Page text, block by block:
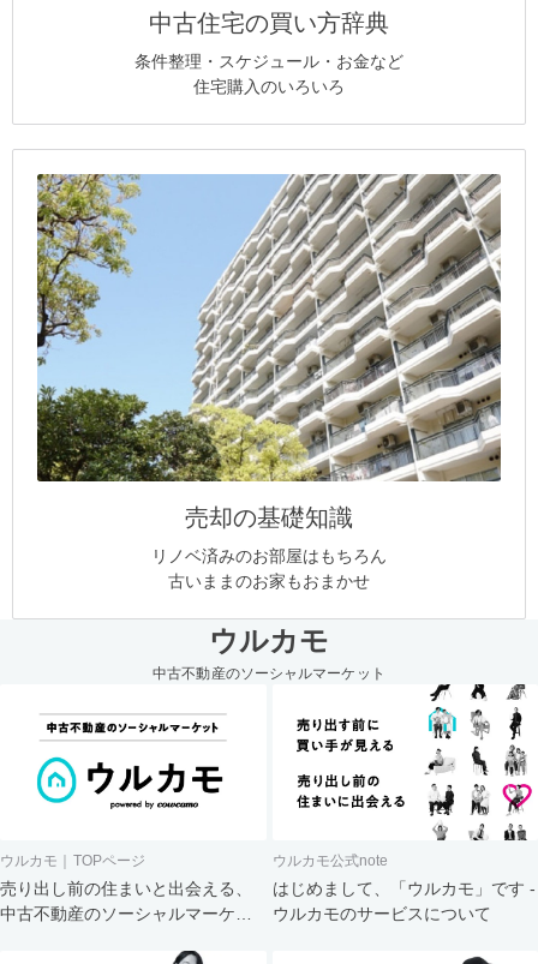
中古住宅の買い方辞典
条件整理・スケジュール・お金など
住宅購入のいろいろ
売却の基礎知識
リノベ済みのお部屋はもちろん
古いままのお家もおまかせ
ウルカモ
中古不動産のソーシャルマーケット
ウルカモ｜TOPページ
売り出し前の住まいと出会える、
中古不動産のソーシャルマーケッ
ウルカモ公式note
はじめまして、「ウルカモ」です -
ウルカモのサービスについて